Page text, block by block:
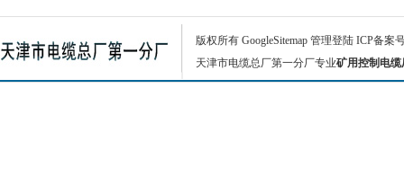
版权所有 GoogleSitemap 管理登陆 ICP备案
天津市电缆总厂第一分厂专业矿用控制电缆